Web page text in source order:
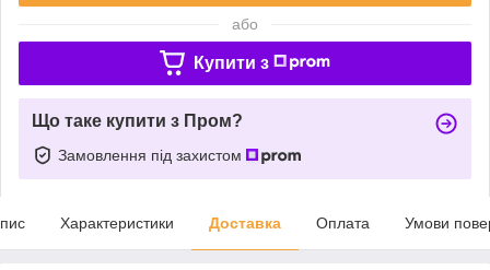
або
Купити з
Що таке купити з Пром?
Замовлення під захистом
Характеристики Доставка Оплата Умови